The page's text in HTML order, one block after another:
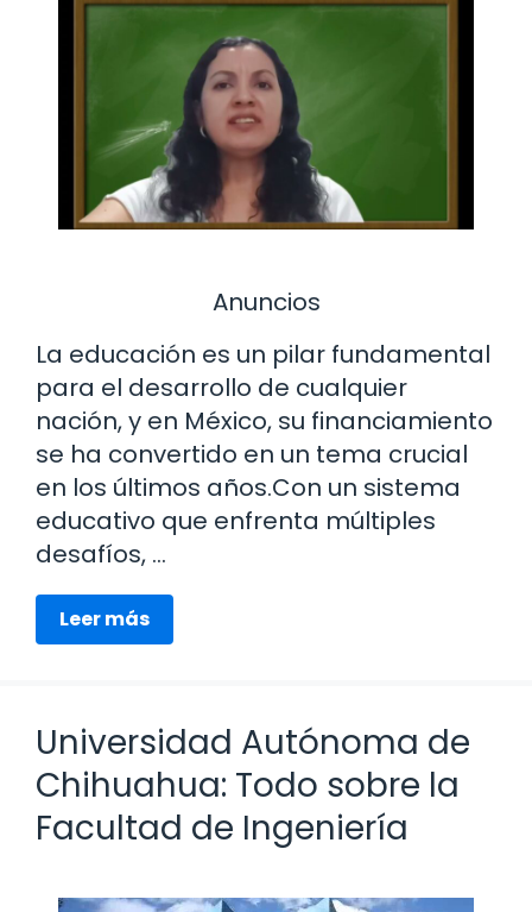
Anuncios
La educación es un pilar fundamental
para el desarrollo de cualquier
nación, y en México, su financiamiento
se ha convertido en un tema crucial
en los últimos años.Con un sistema
educativo que enfrenta múltiples
desafíos, …
Leer más
Universidad Autónoma de
Chihuahua: Todo sobre la
Facultad de Ingeniería